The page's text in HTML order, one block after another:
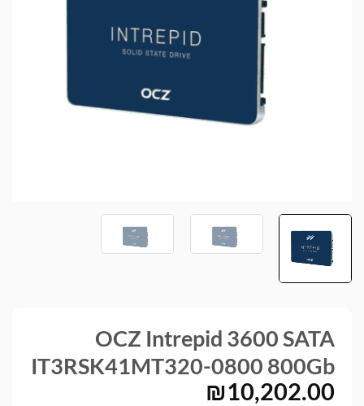
OCZ Intrepid 3600 SATA
IT3RSK41MT320-0800 800Gb
₪10,202.00